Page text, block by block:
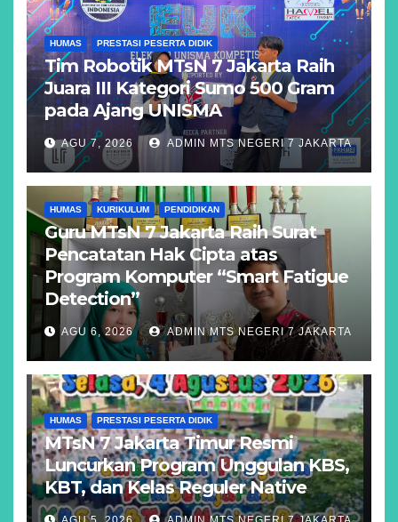
HUMAS PRESTASI PESERTA DIDIK
Tim Robotik MTsN 7 Jakarta Raih
Juara III Kategori Sumo 500 Gram
pada Ajang UNISMA
AGU 7, 2026 ADMIN MTS NEGERI 7 JAKARTA
HUMAS KURIKULUM PENDIDIKAN
Guru MTsN 7 Jakarta Raih Surat
Pencatatan Hak Cipta atas
Program Komputer “Smart Fatigue
Detection”
AGU 6, 2026 ADMIN MTS NEGERI 7 JAKARTA
HUMAS PRESTASI PESERTA DIDIK
MTsN 7 Jakarta Timur Resmi
Luncurkan Program Unggulan KBS,
KBT, dan Kelas Reguler Native